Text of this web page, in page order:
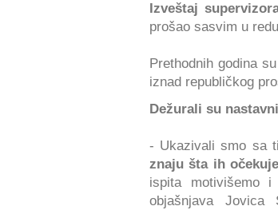
Izveštaj
prošao sasvim u
Prethodnih godina
iznad republičkog
Dežurali su
- Ukazivali smo sa
znaju šta ih
ispita motivišemo
objašnjava Jovica